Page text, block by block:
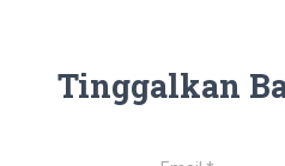
Tinggalkan